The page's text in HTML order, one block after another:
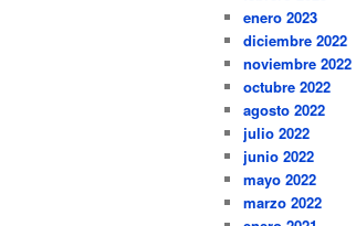
enero 2023
diciembre 2022
noviembre 2022
octubre 2022
agosto 2022
julio 2022
junio 2022
mayo 2022
marzo 2022